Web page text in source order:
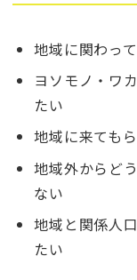
地域に関わっ
ヨソモノ・ワ
たい
地域に来ても
地域外からど
ない
地域と関係人
たい